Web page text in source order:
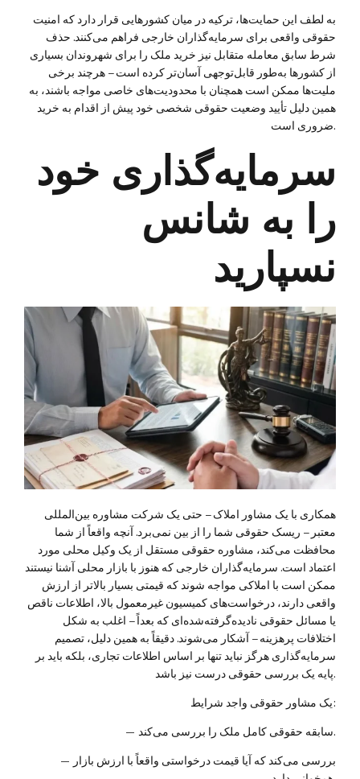
به لطف این حمایت‌ها، ترکیه در میان کشورهایی قرار دارد که امنیت
حقوقی واقعی برای سرمایه‌گذاران خارجی فراهم می‌کنند. حذف
شرط سابق معامله متقابل نیز خرید ملک را برای شهروندان بسیاری
از کشورها به‌طور قابل‌توجهی آسان‌تر کرده است – هرچند برخی
ملیت‌ها ممکن است همچنان با محدودیت‌های خاصی مواجه باشند، به
همین دلیل تأیید وضعیت حقوقی شخصی خود پیش از اقدام به خرید
ضروری است.
سرمایه‌گذاری خود
را به شانس
نسپارید
همکاری با یک مشاور املاک – حتی یک شرکت مشاوره بین‌المللی
معتبر – ریسک حقوقی شما را از بین نمی‌برد. آنچه واقعاً از شما
محافظت می‌کند، مشاوره حقوقی مستقل از یک وکیل محلی مورد
اعتماد است. سرمایه‌گذاران خارجی که هنوز با بازار محلی آشنا نیستند
ممکن است با املاکی مواجه شوند که قیمتی بسیار بالاتر از ارزش
واقعی دارند، درخواست‌های کمیسیون غیرمعمول بالا، اطلاعات ناقص
یا مسائل حقوقی نادیده‌گرفته‌شده‌ای که بعداً – اغلب به شکل
اختلافات پرهزینه – آشکار می‌شوند. دقیقاً به همین دلیل، تصمیم
سرمایه‌گذاری هرگز نباید تنها بر اساس اطلاعات تجاری، بلکه باید بر
پایه یک بررسی حقوقی درست نیز باشد.
یک مشاور حقوقی واجد شرایط:
—
سابقه حقوقی کامل ملک را بررسی می‌کند.
— بررسی می‌کند که آیا قیمت درخواستی واقعاً با ارزش بازار